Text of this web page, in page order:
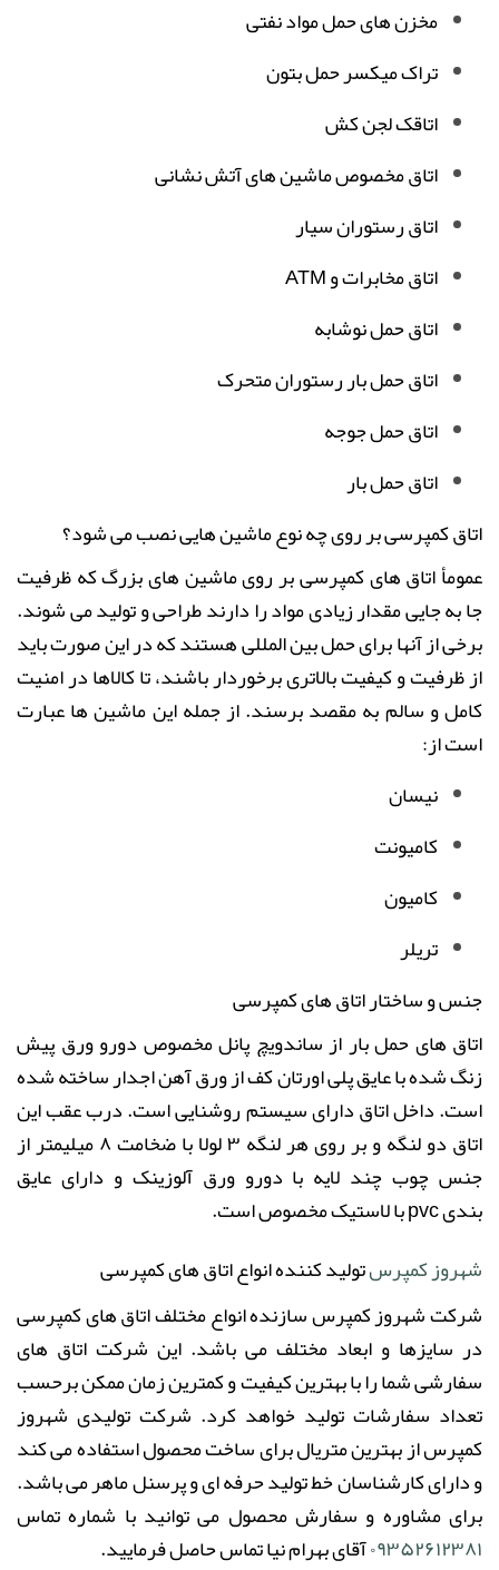
مخزن های حمل مواد نفتی
تراک میکسر حمل بتون
اتاقک لجن کش
اتاق مخصوص ماشین های آتش نشانی
اتاق رستوران سیار
اتاق مخابرات وATM
اتاق حمل نوشابه
اتاق حمل بار رستوران متحرک
اتاق حمل جوجه
اتاق حمل بار
اتاق کمپرسیبر روی چه نوع ماشین هایی نصب می شود؟
عمومأ اتاق های کمپرسیبر روی ماشین های بزرگ که ظرفیت
جا به جایی مقدار زیادی مواد را دارند طراحی و تولید می شوند.
برخی از آنها برای حمل بین المللی هستند که در این صورت باید
از ظرفیت و کیفیت بالاتری برخوردار باشند، تا کالاها در امنیت
کامل و سالم به مقصد برسند. از جمله این ماشین ها عبارت
است از:
نیسان
کامیونت
کامیون
تریلر
جنس و ساختار اتاق های کمپرسی
اتاق های حملباراز ساندویچ پانل مخصوص دورو ورق پیش
زنگ شده با عایق پلی اورتان کف از ورق آهن اجدار ساخته شده
است. داخل اتاق دارای سیستم روشنایی است.درب عقب این
اتاق دو لنگه و بر روی هر لنگه ۳ لولا با ضخامت ۸ میلیمتر از
جنس چوب چند لایه با دورو ورق آلوزینک و دارای عایق
بندیpvcبا لاستیک مخصوص است.
شهروز کمپرستولید کننده انواع اتاق های کمپرسی
شرکت شهروز کمپرس سازنده انواع مختلف اتاق های کمپرسی
در سایزها و ابعاد مختلف می باشد. این شرکت اتاق های
سفارشی شما را با بهترین کیفیت و کمترین زمان ممکن برحسب
تعداد سفارشات تولید خواهد کرد. شرکت تولیدی شهروز
کمپرس از بهترین متریال برای ساخت محصول استفاده می کند
و دارای کارشناسان خط تولید حرفه ای و پرسنل ماهر می باشد.
برای مشاوره و سفارش محصول می توانید با شماره تماس
۰۹۳۵۲۶۱۲۳۸۱آقای بهرام نیا تماس حاصل فرمایید.